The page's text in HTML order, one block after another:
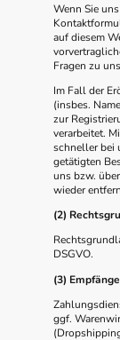
Wenn Sie
auf diesem
Fragen zu
Im Fall der
(insbes.
zur
verarbeitet.
schneller bei
getätigten
uns bzw.
wieder
(2)
DSGVO.
(3)
ggf.